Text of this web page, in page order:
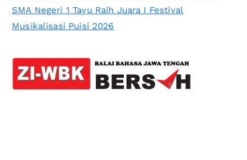
SMA Negeri 1 Tayu Raih Juara I Festival
Musikalisasi Puisi 2026